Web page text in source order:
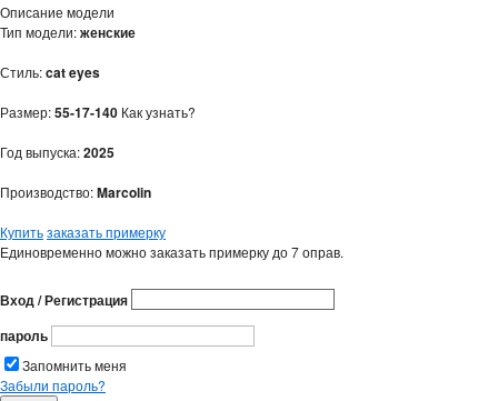
Описание модели
Тип модели:женские
Стиль:cat eyes
Размер:55-17-140 Как узнать?
Год выпуска:2025
Производство:Marcolin
Купитьзаказать примерку
Единовременно можно заказать примерку до 7 оправ.
Вход / Регистрация
пароль
Запомнить меня
Забыли пароль?